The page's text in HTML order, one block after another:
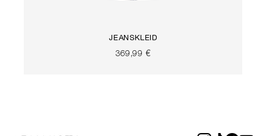
JEANSKLEID
369,99 €